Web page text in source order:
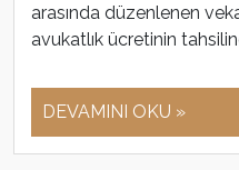
arasında düzenlenen
avukatlık ücretinin
DEVAMINI OKU »